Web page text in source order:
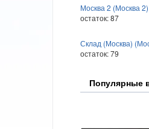
Москва 2 (Москва 2)
остаток:87
Склад (Москва)
остаток:79
Популярные